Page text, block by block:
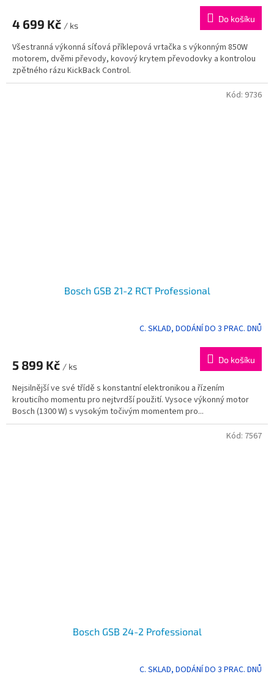
4 699 Kč / ks
Do košíku
Všestranná výkonná síťová příklepová vrtačka s výkonným 850W
motorem, dvěmi převody, kovový krytem převodovky a kontrolou
zpětného rázu KickBack Control.
Bosch GSB 21-2 RCT Professional
C. SKLAD, DODÁNÍ DO 3 PRAC. DNŮ
5 899 Kč / ks
Do košíku
Nejsilnější ve své třídě s konstantní elektronikou a řízením
krouticího momentu pro nejtvrdší použití. Vysoce výkonný motor
Bosch (1300 W) s vysokým točivým momentem pro...
Kód: 9736
Bosch GSB 24-2 Professional
C. SKLAD, DODÁNÍ DO 3 PRAC. DNŮ
Kód: 7567